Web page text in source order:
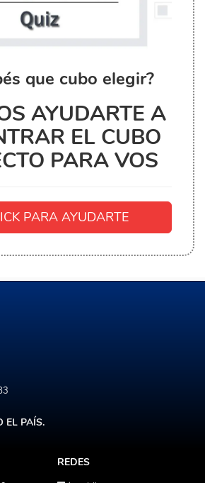
que cubo elegir?
AYUDARTE A
EL CUBO
PARA VOS
PARA AYUDARTE
EL PAÍS.
REDES